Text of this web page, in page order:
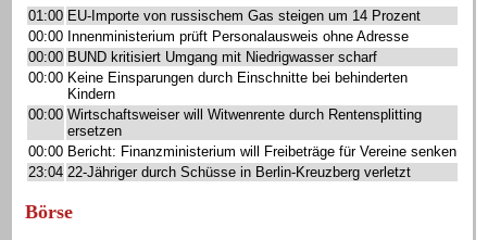
01:00 EU-Importe von russischem Gas steigen um 14 Prozent
00:00 Innenministerium prüft Personalausweis ohne Adresse
00:00 BUND kritisiert Umgang mit Niedrigwasser scharf
00:00 Keine Einsparungen durch Einschnitte bei behinderten
Kindern
00:00 Wirtschaftsweiser will Witwenrente durch Rentensplitting
ersetzen
00:00 Bericht: Finanzministerium will Freibeträge für Vereine senken
23:04 22-Jähriger durch Schüsse in Berlin-Kreuzberg verletzt
Börse